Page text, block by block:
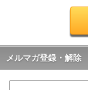
メルマガ登録・解除